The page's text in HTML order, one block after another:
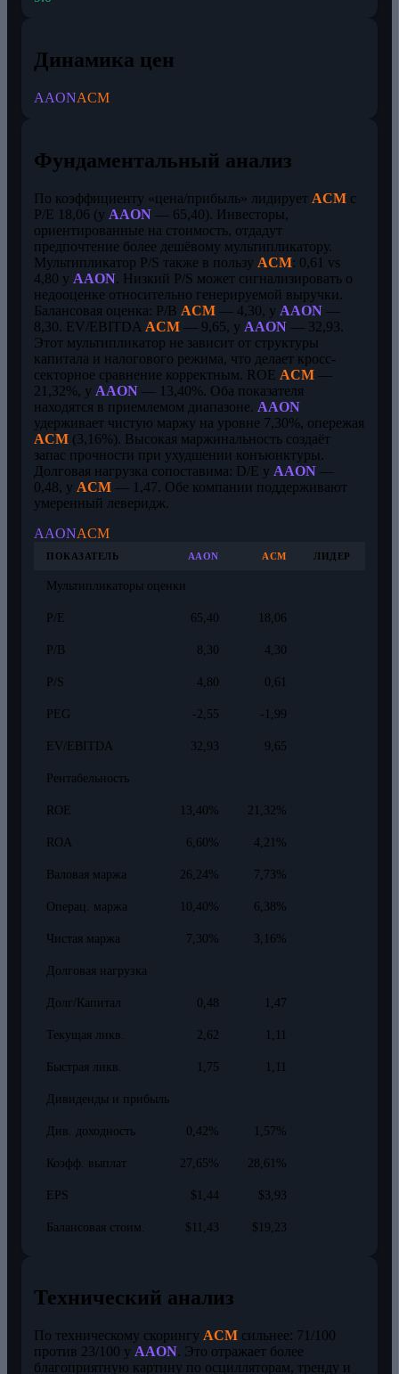
Динамика цен
AAONACM
Фундаментальный анализ
По коэффициенту «цена/прибыль» лидирует ACM с
P/E 18,06 (у AAON — 65,40). Инвесторы,
ориентированные на стоимость, отдадут
предпочтение более дешёвому мультипликатору.
Мультипликатор P/S также в пользу ACM: 0,61 vs
4,80 у AAON. Низкий P/S может сигнализировать о
недооценке относительно генерируемой выручки.
Балансовая оценка: P/B ACM — 4,30, у AAON —
8,30. EV/EBITDA ACM — 9,65, у AAON — 32,93.
Этот мультипликатор не зависит от структуры
капитала и налогового режима, что делает кросс-
секторное сравнение корректным. ROE ACM —
21,32%, у AAON — 13,40%. Оба показателя
находятся в приемлемом диапазоне. AAON
удерживает чистую маржу на уровне 7,30%, опережая
ACM (3,16%). Высокая маржинальность создаёт
запас прочности при ухудшении конъюнктуры.
Долговая нагрузка сопоставима: D/E у AAON —
0,48, у ACM — 1,47. Обе компании поддерживают
умеренный леверидж.
AAONACM
ПОКАЗАТЕЛЬ AAON ACM ЛИДЕР
Мультипликаторы оценки
P/E 65,40 18,06
P/B 8,30 4,30
P/S 4,80 0,61
PEG -2,55 -1,99
EV/EBITDA 32,93 9,65
Рентабельность
ROE 13,40% 21,32%
ROA 6,60% 4,21%
Валовая маржа 26,24% 7,73%
Операц. маржа 10,40% 6,38%
Чистая маржа 7,30% 3,16%
Долговая нагрузка
Долг/Капитал 0,48 1,47
Текущая ликв. 2,62 1,11
Быстрая ликв. 1,75 1,11
Дивиденды и прибыль
Див. доходность 0,42% 1,57%
Коэфф. выплат 27,65% 28,61%
EPS $1,44 $3,93
Балансовая стоим. $11,43 $19,23
Технический анализ
По техническому скорингу ACM сильнее: 71/100
против 23/100 у AAON. Это отражает более
благоприятную картину по осцилляторам, тренду и